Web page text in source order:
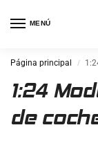
MENÚ
Página principal /
1:24
de